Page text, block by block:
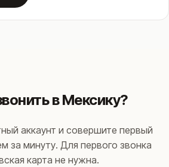
в Мексику?
аккаунт и совершите первый
за минуту. Для первого звонка
карта не нужна.